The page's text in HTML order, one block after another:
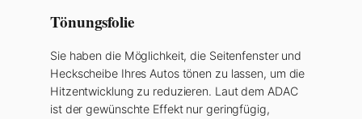
Tönungsfolie
Sie haben die Möglichkeit, die Seitenfenster und
Heckscheibe Ihres Autos tönen zu lassen, um die
Hitzentwicklung zu reduzieren. Laut dem ADAC
ist der gewünschte Effekt nur geringfügig,